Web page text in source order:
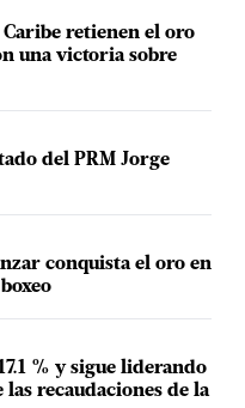
Caribe retienen el oro
una victoria sobre
del PRM Jorge
conquista el oro en
% y sigue liderando
las recaudaciones de la